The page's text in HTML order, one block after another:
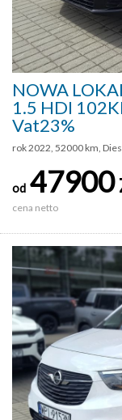
NOWA
1.5 HDI
Vat23%
rok 2022, 52000 km,
od 47900
cena netto